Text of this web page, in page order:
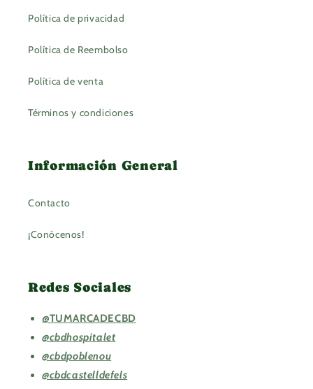
Política de privacidad
Política de Reembolso
Política de venta
Términos y condiciones
Información General
Contacto
¡Conócenos!
Redes Sociales
@TUMARCADECBD
@cbdhospitalet
@cbdpoblenou
@cbdcastelldefels